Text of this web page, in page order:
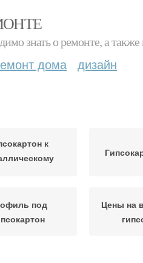
знать о ремонте, а
дома дизайн
к
под
Цены на